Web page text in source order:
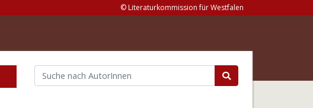
© Literaturkommission für Westfalen